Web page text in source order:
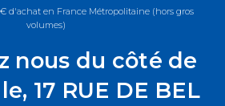
d'achat en France Métropolitaine (hors gros
volumes)
nous du côté de
17 RUE DE BEL